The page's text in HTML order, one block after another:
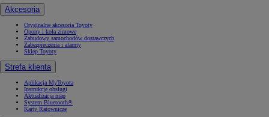
Akcesoria
Oryginalne akcesoria Toyoty
Opony i koła zimowe
Zabudowy samochodów dostawczych
Zabezpieczenia i alarmy
Sklep Toyoty
Strefa klienta
Aplikacja MyToyota
Instrukcje obsługi
Aktualizacja map
System Bluetooth®
Karty Ratownicze